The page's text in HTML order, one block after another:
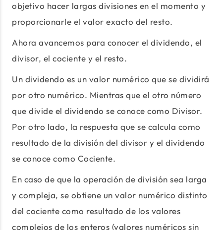
objetivo hacer largas divisiones en el momento y
proporcionarle el valor exacto del resto.
Ahora avancemos para conocer el dividendo, el
divisor, el cociente y el resto.
Un dividendo es un valor numérico que se dividirá
por otro numérico. Mientras que el otro número
que divide el dividendo se conoce como Divisor.
Por otro lado, la respuesta que se calcula como
resultado de la división del divisor y el dividendo
se conoce como Cociente.
En caso de que la operación de división sea larga
y compleja, se obtiene un valor numérico distinto
del cociente como resultado de los valores
complejos de los enteros (valores numéricos sin